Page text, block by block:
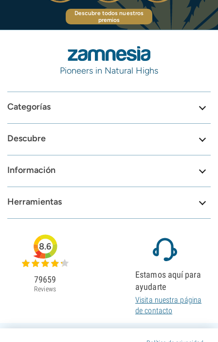
Descubre todos nuestros
premios
Pioneers in Natural Highs
Categorías
Descubre
Información
Herramientas
8.6
79659
Reviews
Estamos aquí para
ayudarte
Visita nuestra página
de contacto